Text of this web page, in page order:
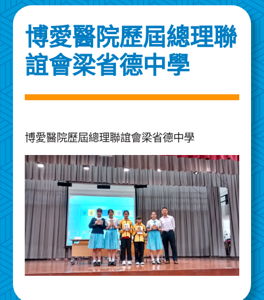
博愛醫院歷屆總理聯
誼會梁省德中學
博愛醫院歷屆總理聯誼會梁省德中學